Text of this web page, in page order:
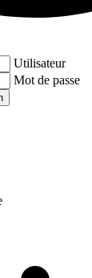
Utilisateur
Mot de passe